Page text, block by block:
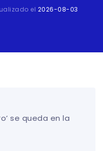
el 2026-08-03
se queda en la